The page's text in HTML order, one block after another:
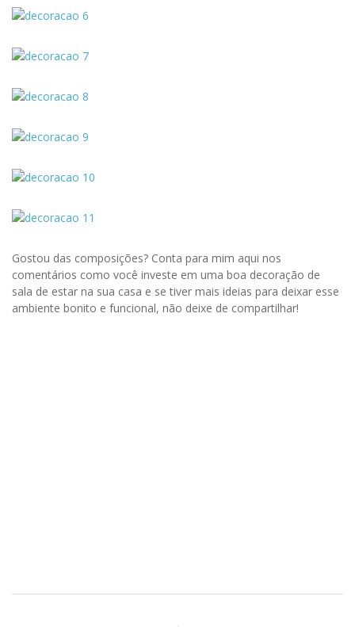
Gostou das composições? Conta para mim aqui nos
comentários como você investe em uma boa decoração de
sala de estar na sua casa e se tiver mais ideias para deixar esse
ambiente bonito e funcional, não deixe de compartilhar!